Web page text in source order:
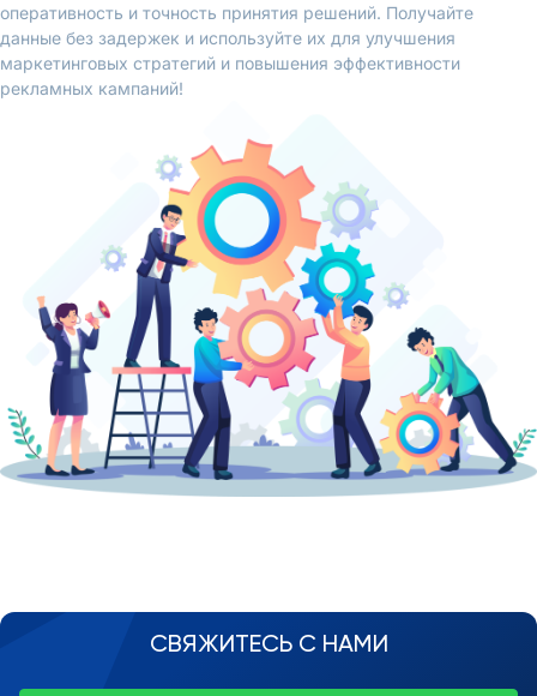
оперативность и точность принятия решений. Получайте
данные без задержек и используйте их для улучшения
маркетинговых стратегий и повышения эффективности
рекламных кампаний!
СВЯЖИТЕСЬ С НАМИ